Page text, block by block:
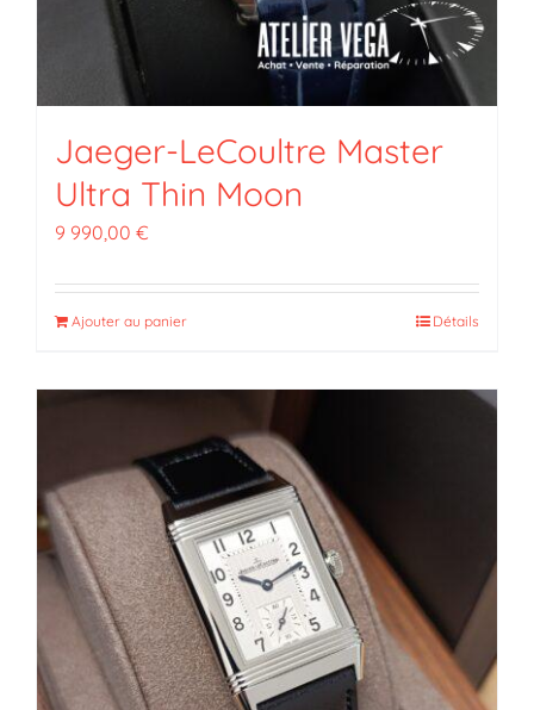
Jaeger-LeCoultre Master
Ultra Thin Moon
9 990,00 €
Ajouter au panier Détails